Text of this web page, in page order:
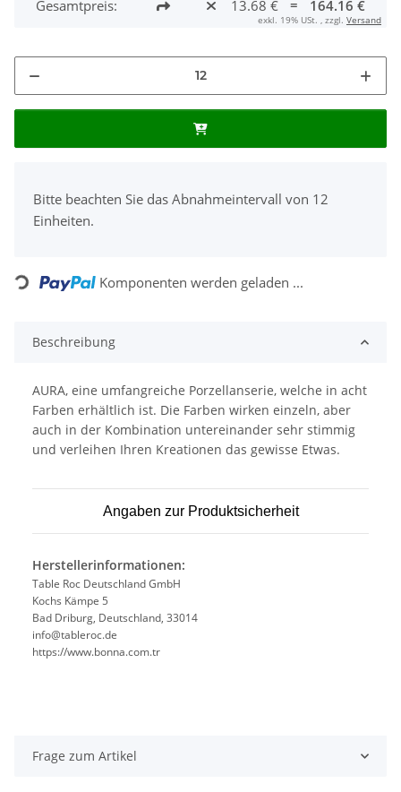
Gesamtpreis: 13.68 € = 164.16 €
exkl. 19% USt. , zzgl. Versand
Bitte beachten Sie das Abnahmeintervall von 12
Einheiten.
Loading... Komponenten werden geladen ...
Beschreibung
AURA, eine umfangreiche Porzellanserie, welche in acht
Farben erhältlich ist. Die Farben wirken einzeln, aber
auch in der Kombination untereinander sehr stimmig
und verleihen Ihren Kreationen das gewisse Etwas.
Angaben zur Produktsicherheit
Herstellerinformationen:
Table Roc Deutschland GmbH
Kochs Kämpe 5
Bad Driburg, Deutschland, 33014
info@tableroc.de
https://www.bonna.com.tr
Frage zum Artikel